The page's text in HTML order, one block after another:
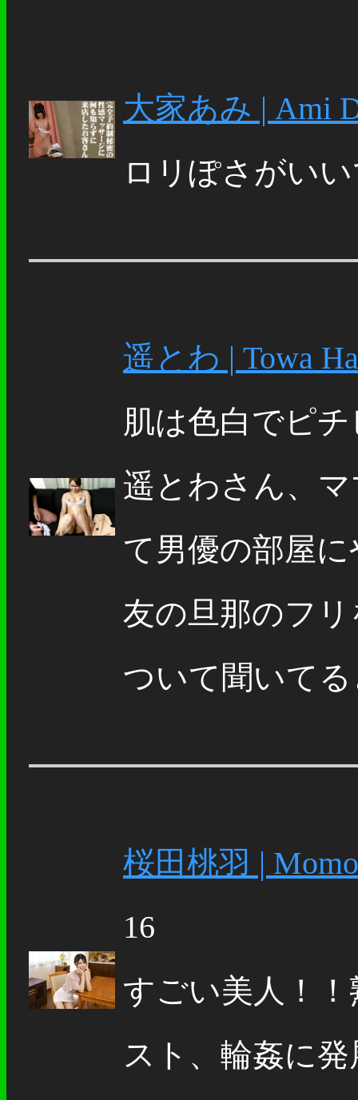
大家あみ | Ami
ロリぽさがい
遥とわ | Towa
肌は色白でピ
遥とわさん、
て男優の部屋
友の旦那のフ
ついて聞いて
桜田桃羽 |
16
すごい美人！
スト、輪姦に